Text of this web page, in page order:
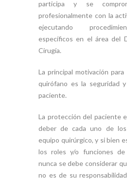
participa y se
profesionalmente con la
ejecutando
específicos en el área del
Cirugía.
La principal motivación
quirófano es la seguridad
paciente.
La protección del paciente
deber de cada uno de
equipo quirúrgico, y si bien
los roles y/o funciones
nunca se debe considerar
no es de su